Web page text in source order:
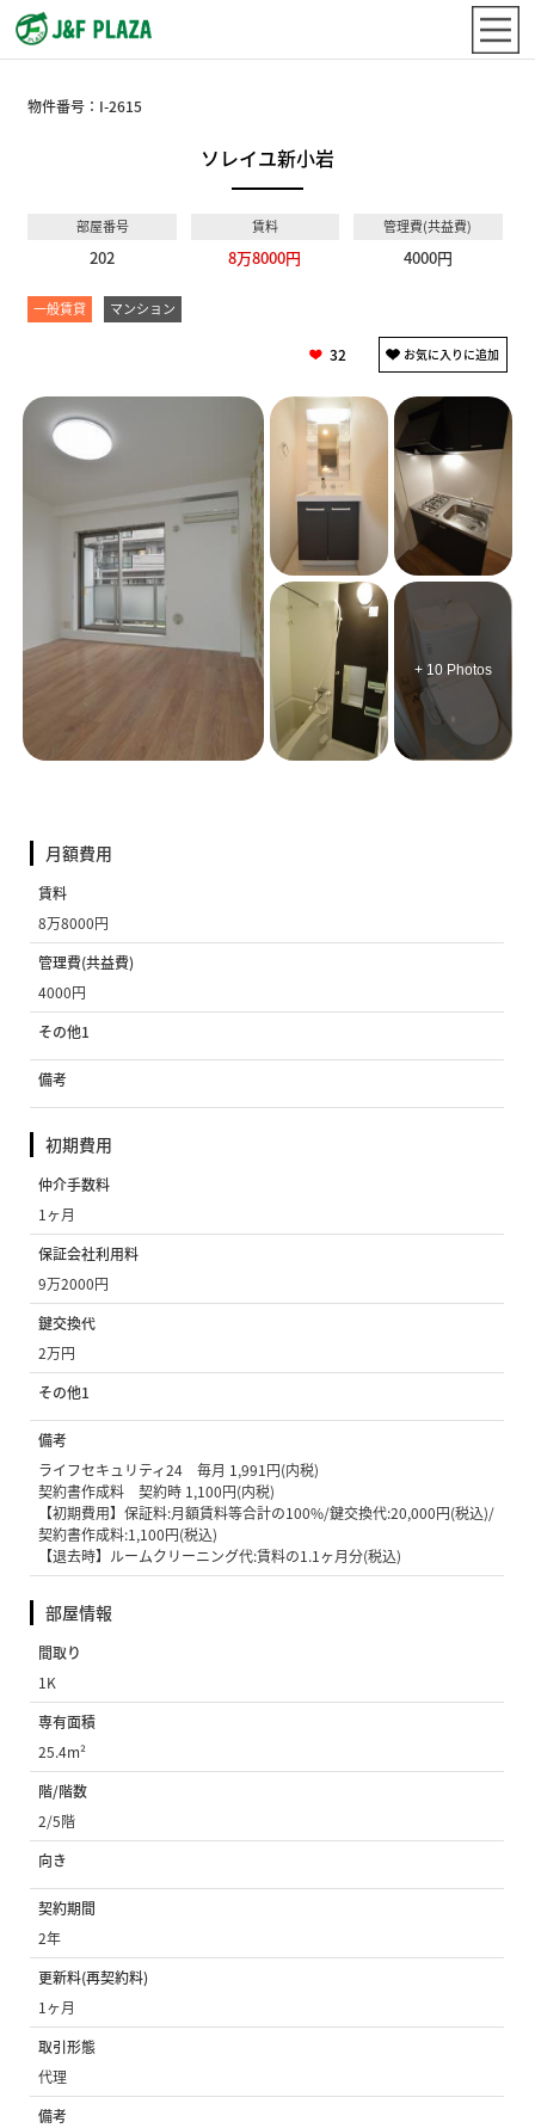
物件番号： I-2615
ソレイユ新小岩
部屋番号
202
賃料
8万8000円
管理費(共益費)
4000円
一般賃貸 マンション
32
+ 10 Photos
月額費用
賃料
8万8000円
管理費(共益費)
4000円
その他1
備考
初期費用
仲介手数料
1ヶ月
保証会社利用料
9万2000円
鍵交換代
2万円
その他1
備考
ライフセキュリティ24 毎月 1,991円(内税)
契約書作成料 契約時 1,100円(内税)
【初期費用】保証料:月額賃料等合計の100%/鍵交換代:20,000円(税込)/
契約書作成料:1,100円(税込)
【退去時】ルームクリーニング代:賃料の1.1ヶ月分(税込)
部屋情報
間取り
1K
専有面積
25.4m²
階/階数
2/5階
向き
契約期間
2年
更新料(再契約料)
1ヶ月
取引形態
代理
備考